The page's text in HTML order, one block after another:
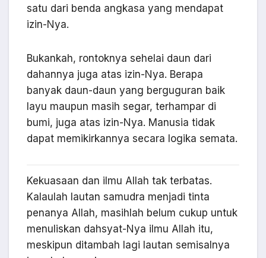
satu dari benda angkasa yang mendapat
izin-Nya.
Bukankah, rontoknya sehelai daun dari
dahannya juga atas izin-Nya. Berapa
banyak daun-daun yang berguguran baik
layu maupun masih segar, terhampar di
bumi, juga atas izin-Nya. Manusia tidak
dapat memikirkannya secara logika semata.
Kekuasaan dan ilmu Allah tak terbatas.
Kalaulah lautan samudra menjadi tinta
penanya Allah, masihlah belum cukup untuk
menuliskan dahsyat-Nya ilmu Allah itu,
meskipun ditambah lagi lautan semisalnya